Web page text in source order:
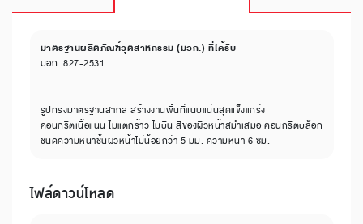
มาตรฐานผลิตภัณฑ์อุตสาหกรรม (มอก.) ที่ได้รับ
มอก. 827-2531
รูปทรงมาตรฐานสากล สร้างงานพื้นที่แนบแน่นสุดแข็งแกร่ง
คอนกรีตเนื้อแน่น ไม่แตกร้าว ไม่บิ่น สีของผิวหน้าสม่ำเสมอ คอนกรีตบล็อก
ชนิดความหนาชั้นผิวหน้าไม่น้อยกว่า 5 มม. ความหนา 6 ซม.
ไฟล์ดาวน์โหลด